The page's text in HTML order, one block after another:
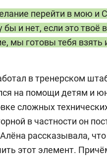
перейти в мою и
бы и нет, если это
мы готовы тебя взять
в тренерском
на помощи детям и
сложных
в частности он
рассказывала,
этот элемент.